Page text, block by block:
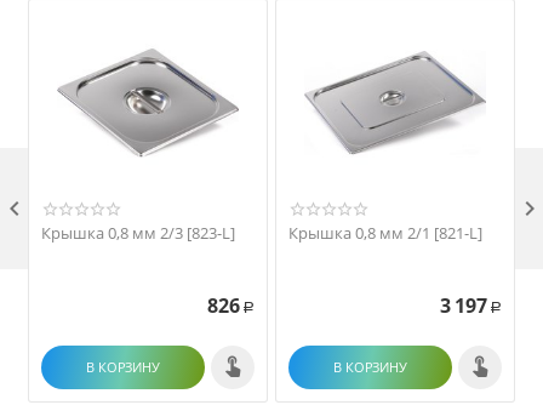
Крышка 0,8 мм 2/3 [823-L]
826 Р
В КОРЗИНУ
Крышка 0,8 мм 2/1 [821-L]
3 197 Р
В КОРЗИНУ
 